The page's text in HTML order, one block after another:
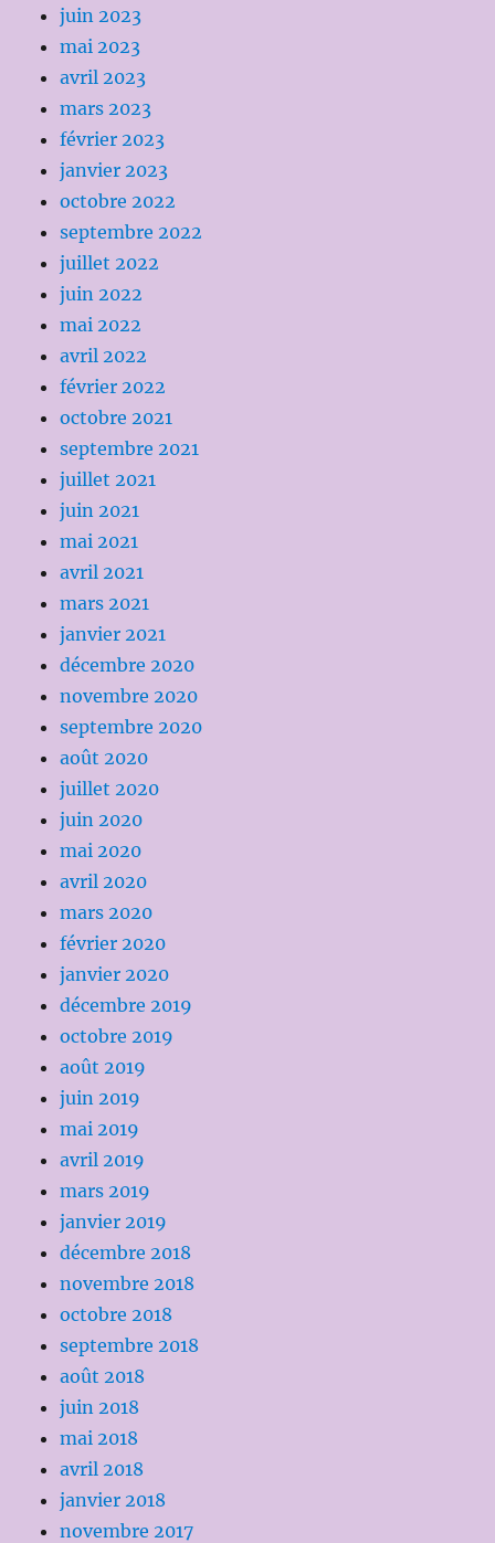
juin 2023
mai 2023
avril 2023
mars 2023
février 2023
janvier 2023
octobre 2022
septembre 2022
juillet 2022
juin 2022
mai 2022
avril 2022
février 2022
octobre 2021
septembre 2021
juillet 2021
juin 2021
mai 2021
avril 2021
mars 2021
janvier 2021
décembre 2020
novembre 2020
septembre 2020
août 2020
juillet 2020
juin 2020
mai 2020
avril 2020
mars 2020
février 2020
janvier 2020
décembre 2019
octobre 2019
août 2019
juin 2019
mai 2019
avril 2019
mars 2019
janvier 2019
décembre 2018
novembre 2018
octobre 2018
septembre 2018
août 2018
juin 2018
mai 2018
avril 2018
janvier 2018
novembre 2017